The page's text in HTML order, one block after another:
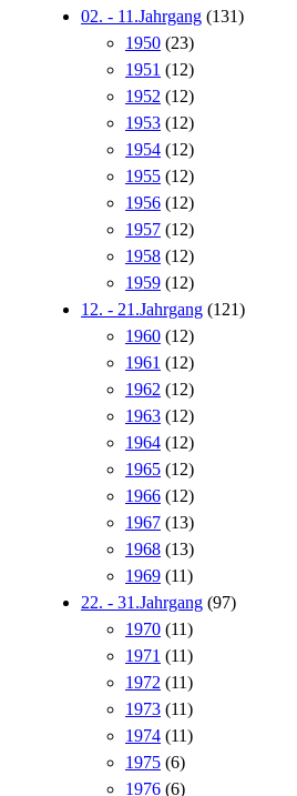
02. - 11.Jahrgang (131)
1950 (23)
1951 (12)
1952 (12)
1953 (12)
1954 (12)
1955 (12)
1956 (12)
1957 (12)
1958 (12)
1959 (12)
12. - 21.Jahrgang (121)
1960 (12)
1961 (12)
1962 (12)
1963 (12)
1964 (12)
1965 (12)
1966 (12)
1967 (13)
1968 (13)
1969 (11)
22. - 31.Jahrgang (97)
1970 (11)
1971 (11)
1972 (11)
1973 (11)
1974 (11)
1975 (6)
1976 (6)